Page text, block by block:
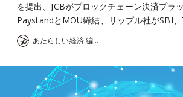
を提出、JCBがブロックチェーン決済プラ
PaystandとMOU締結、リップル社がSBI
あたらしい経済 編集部